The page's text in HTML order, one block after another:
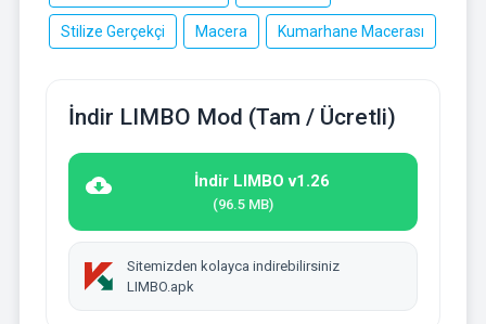
Stilize Gerçekçi Macera Kumarhane Macerası
İndir LIMBO Mod (Tam / Ücretli)
İndir LIMBO v1.26
(96.5 MB)
Sitemizden kolayca indirebilirsiniz
LIMBO.apk